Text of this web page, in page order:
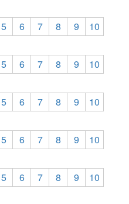
5 6 7 8 9
10
5 6 7 8 9
10
5 6 7 8 9
10
5 6 7 8 9
10
5 6 7 8 9
10